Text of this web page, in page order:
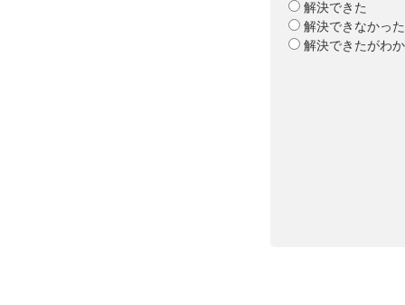
解決できた
解決できなかった
解決できたがわ